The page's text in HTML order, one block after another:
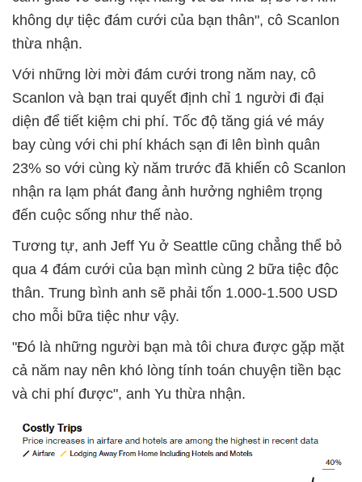
không dự tiệc đám cưới của bạn thân", cô Scanlon
thừa nhận.
Với những lời mời đám cưới trong năm nay, cô
Scanlon và bạn trai quyết định chỉ 1 người đi đại
diện để tiết kiệm chi phí. Tốc độ tăng giá vé máy
bay cùng với chi phí khách sạn đi lên bình quân
23% so với cùng kỳ năm trước đã khiến cô Scanlon
nhận ra lạm phát đang ảnh hưởng nghiêm trọng
đến cuộc sống như thế nào.
Tương tự, anh Jeff Yu ở Seattle cũng chẳng thể bỏ
qua 4 đám cưới của bạn mình cùng 2 bữa tiệc độc
thân. Trung bình anh sẽ phải tốn 1.000-1.500 USD
cho mỗi bữa tiệc như vậy.
"Đó là những người bạn mà tôi chưa được gặp mặt
cả năm nay nên khó lòng tính toán chuyện tiền bạc
và chi phí được", anh Yu thừa nhận.